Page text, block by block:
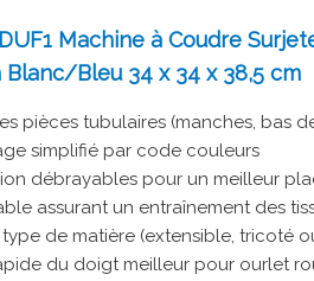
Machine à Coudre
Blanc/Bleu 34 x 34 x 38,5 cm
pièces tubulaires (manches, bas
simplifié par code couleurs
débrayables pour un meilleur
assurant un entraînement des
de matière (extensible, tricoté
du doigt meilleur pour ourlet